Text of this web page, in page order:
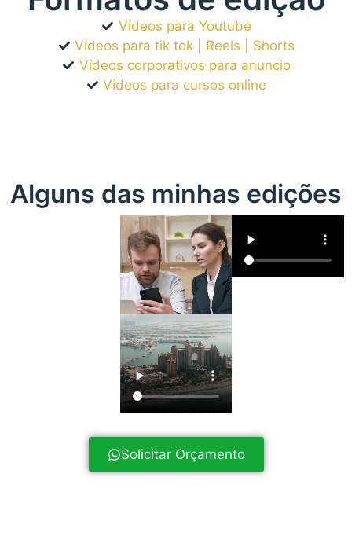
Vídeos para Youtube
Vídeos para tik tok | Reels | Shorts
Vídeos corporativos para anuncio
Vídeos para cursos online
Alguns das minhas edições
Solicitar Orçamento